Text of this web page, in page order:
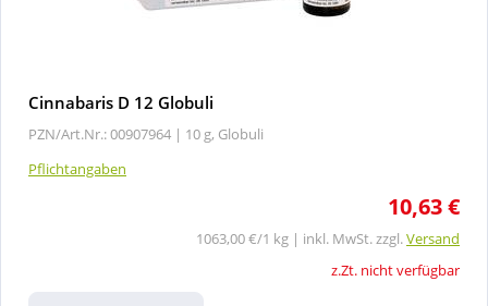
Cinnabaris D 12 Globuli
PZN/Art.Nr.: 00907964 | 10 g, Globuli
Pflichtangaben
10,63 €
1063,00 €/1 kg | inkl. MwSt. zzgl.Versand
z.Zt. nicht verfügbar